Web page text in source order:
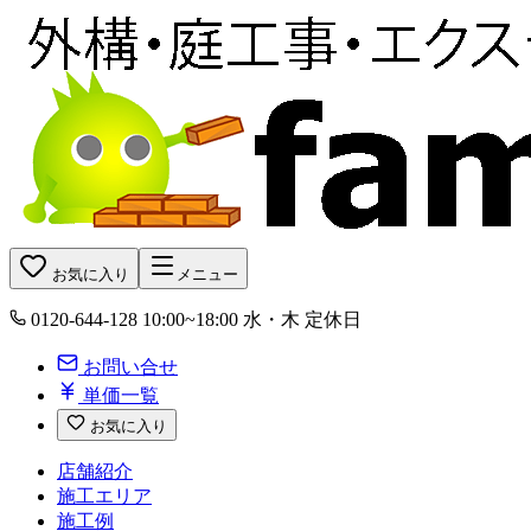
お気に入り メニュー
0120-644-128 10:00~18:00 水・木 定休日
お問い合せ
単価一覧
お気に入り
店舗紹介
施工エリア
施工例